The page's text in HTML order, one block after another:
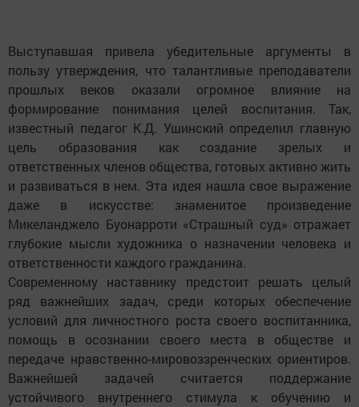
Выступавшая привела убедительные аргументы в
пользу утверждения, что талантливые преподаватели
прошлых веков оказали огромное влияние на
формирование понимания целей воспитания. Так,
известный педагог К.Д. Ушинский определил главную
цель образования как создание зрелых и
ответственных членов общества, готовых активно жить
и развиваться в нем. Эта идея нашла свое выражение
даже в искусстве: знаменитое произведение
Микеланджело Буонарроти «Страшный суд» отражает
глубокие мысли художника о назначении человека и
ответственности каждого гражданина.
Современному наставнику предстоит решать целый
ряд важнейших задач, среди которых обеспечение
условий для личностного роста своего воспитанника,
помощь в осознании своего места в обществе и
передаче нравственно-мировоззренческих ориентиров.
Важнейшей задачей считается поддержание
устойчивого внутреннего стимула к обучению и